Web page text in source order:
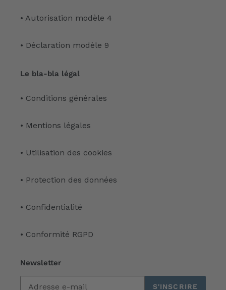
• Autorisation modèle 4
• Déclaration modèle 9
Le bla-bla légal
• Conditions générales
• Mentions légales
• Utilisation des cookies
• Protection des données
• Confidentialité
• Conformité RGPD
Newsletter
S'INSCRIRE